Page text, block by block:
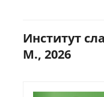
Институт
М., 2026